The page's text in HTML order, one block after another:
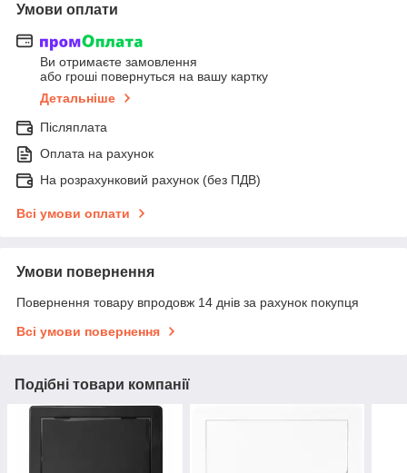
Умови оплати
Ви отримаєте замовлення
або гроші повернуться на вашу картку
Детальніше
Післяплата
Оплата на рахунок
На розрахунковий рахунок (без ПДВ)
Всі умови оплати
Умови повернення
Повернення товару впродовж 14 днів за рахунок покупця
Всі умови повернення
Подібні товари компанії